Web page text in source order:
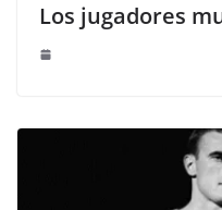
Los jugadores